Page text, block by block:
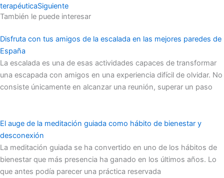
terapéuticaSiguiente
También le puede interesar
Disfruta con tus amigos de la escalada en las mejores paredes de
España
La escalada es una de esas actividades capaces de transformar
una escapada con amigos en una experiencia difícil de olvidar. No
consiste únicamente en alcanzar una reunión, superar un paso
El auge de la meditación guiada como hábito de bienestar y
desconexión
La meditación guiada se ha convertido en uno de los hábitos de
bienestar que más presencia ha ganado en los últimos años. Lo
que antes podía parecer una práctica reservada